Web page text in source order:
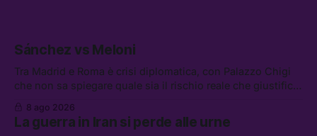
Sánchez vs Meloni
Tra Madrid e Roma è crisi diplomatica, con Palazzo Chigi
che non sa spiegare quale sia il rischio reale che giustifica
di difesa tra Arabia Saudita, Pakistan e Turchia, la crisi del
carburante irregolare, e un altro caso di IA ribelle
8 ago 2026
La guerra in Iran si perde alle urne